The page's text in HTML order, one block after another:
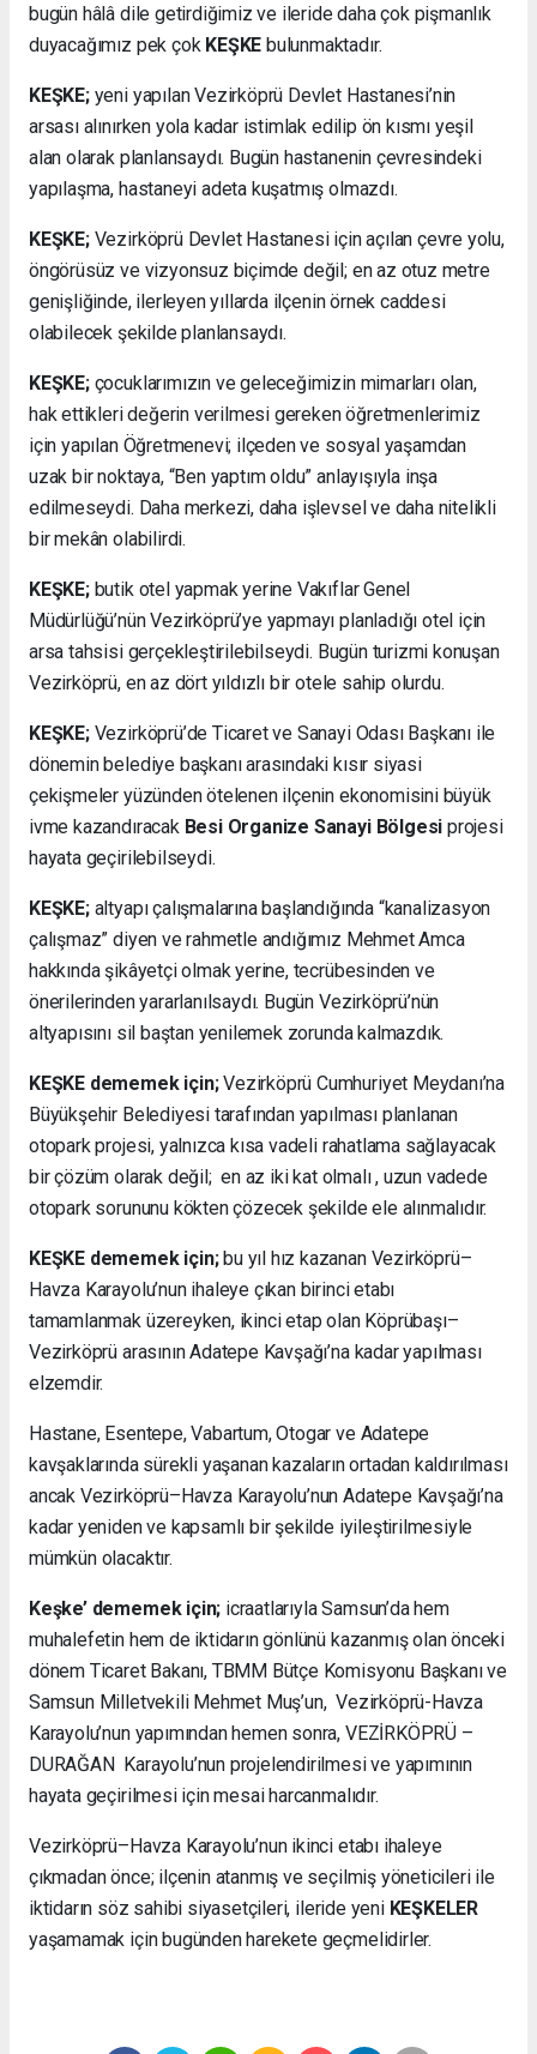
bugün hâlâ dile getirdiğimiz ve ileride daha çok pişmanlık
duyacağımız pek çok KEŞKE bulunmaktadır.
KEŞKE;yeni yapılan Vezirköprü Devlet Hastanesi’nin
arsası alınırken yola kadar istimlak edilip ön kısmı yeşil
alan olarak planlansaydı. Bugün hastanenin çevresindeki
yapılaşma, hastaneyi adeta kuşatmış olmazdı.
KEŞKE;Vezirköprü Devlet Hastanesi için açılan çevre yolu,
öngörüsüz ve vizyonsuz biçimde değil; en az otuz metre
genişliğinde, ilerleyen yıllarda ilçenin örnek caddesi
olabilecek şekilde planlansaydı.
KEŞKE;çocuklarımızın ve geleceğimizin mimarları olan,
hak ettikleri değerin verilmesi gereken öğretmenlerimiz
için yapılan Öğretmenevi; ilçeden ve sosyal yaşamdan
uzak bir noktaya, “Ben yaptım oldu” anlayışıyla inşa
edilmeseydi. Daha merkezi, daha işlevsel ve daha nitelikli
bir mekân olabilirdi.
KEŞKE;butik otel yapmak yerine Vakıflar Genel
Müdürlüğü’nün Vezirköprü’ye yapmayı planladığı otel için
arsa tahsisi gerçekleştirilebilseydi. Bugün turizmi konuşan
Vezirköprü, en az dört yıldızlı bir otele sahip olurdu.
KEŞKE;Vezirköprü’de Ticaret ve Sanayi Odası Başkanı ile
dönemin belediye başkanı arasındaki kısır siyasi
çekişmeler yüzünden ötelenen ilçenin ekonomisini büyük
ivme kazandıracak Besi Organize Sanayi Bölgesi projesi
hayata geçirilebilseydi.
KEŞKE;altyapı çalışmalarına başlandığında “kanalizasyon
çalışmaz” diyen ve rahmetle andığımız Mehmet Amca
hakkında şikâyetçi olmak yerine, tecrübesinden ve
önerilerinden yararlanılsaydı. Bugün Vezirköprü’nün
altyapısını sil baştan yenilemek zorunda kalmazdık.
KEŞKE dememek için;Vezirköprü Cumhuriyet Meydanı’na
Büyükşehir Belediyesi tarafından yapılması planlanan
otopark projesi, yalnızca kısa vadeli rahatlama sağlayacak
bir çözüm olarak değil; en az iki kat olmalı , uzun vadede
otopark sorununu kökten çözecek şekilde ele alınmalıdır.
KEŞKE dememek için;bu yıl hız kazanan Vezirköprü–
Havza Karayolu’nun ihaleye çıkan birinci etabı
tamamlanmak üzereyken, ikinci etap olan Köprübaşı–
Vezirköprü arasının Adatepe Kavşağı’na kadar yapılması
elzemdir.
Hastane, Esentepe, Vabartum, Otogar ve Adatepe
kavşaklarında sürekli yaşanan kazaların ortadan kaldırılması
ancak Vezirköprü–Havza Karayolu’nun Adatepe Kavşağı’na
kadar yeniden ve kapsamlı bir şekilde iyileştirilmesiyle
mümkün olacaktır.
Keşke’ dememek için; icraatlarıyla Samsun’da hem
muhalefetin hem de iktidarın gönlünü kazanmış olan önceki
dönem Ticaret Bakanı, TBMM Bütçe Komisyonu Başkanı ve
Samsun Milletvekili Mehmet Muş’un, Vezirköprü-Havza
Karayolu’nun yapımından hemen sonra, VEZİRKÖPRÜ –
DURAĞAN Karayolu’nun projelendirilmesi ve yapımının
hayata geçirilmesi için mesai harcanmalıdır.
Vezirköprü–Havza Karayolu’nun ikinci etabı ihaleye
çıkmadan önce; ilçenin atanmış ve seçilmiş yöneticileri ile
iktidarın söz sahibi siyasetçileri, ileride yeni KEŞKELER
yaşamamak için bugünden harekete geçmelidirler.